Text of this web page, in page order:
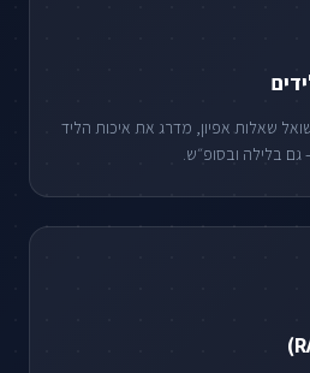
שאלות אפיון, מדרג את איכות הליד
גם בלילה ובסופ״ש.